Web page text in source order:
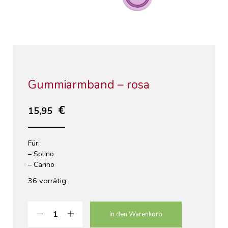
Gummiarmband – rosa
15,95
Für:
– Solino
– Carino
36 vorrätig
In den Warenkorb